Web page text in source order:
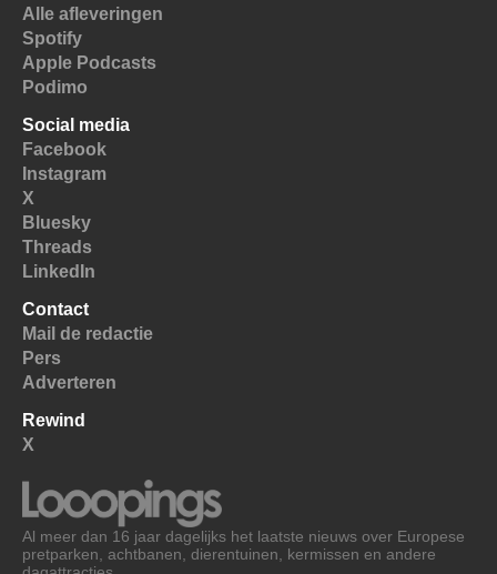
Alle afleveringen
Spotify
Apple Podcasts
Podimo
Social media
Facebook
Instagram
X
Bluesky
Threads
LinkedIn
Contact
Mail de redactie
Pers
Adverteren
Rewind
X
Al meer dan 16 jaar dagelijks het laatste nieuws over Europese
pretparken, achtbanen, dierentuinen, kermissen en andere